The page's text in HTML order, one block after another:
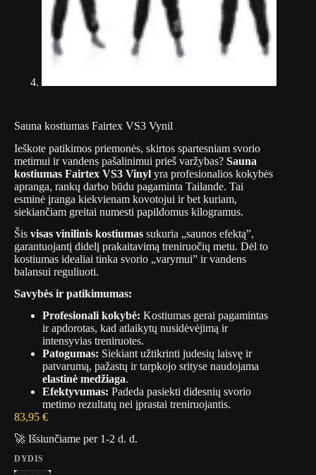
Sauna kostiumas Fairtex VS3 Vynil
Ieškote patikimos priemonės, skirtos spartesniam svorio
metimui ir vandens pašalinimui prieš varžybas? Sauna
kostiumas Fairtex VS3 Vinyl yra profesionalios kokybės
apranga, rankų darbo būdu pagaminta Tailande. Tai
esminė įranga kiekvienam kovotojui ir bet kuriam,
siekiančiam greitai numesti papildomus kilogramus.
Šis visas vinilinis kostiumas sukuria „saunos efektą”,
garantuojantį didelį prakaitavimą treniruočių metu. Dėl to
kostiumas idealiai tinka svorio „varymui” ir vandens
balansui reguliuoti.
Savybės ir patikimumas:
Profesionali kokybė: Kostiumas gerai pagamintas
ir apdorotas, kad atlaikytų nusidėvėjimą ir
intensyvias treniruotes.
Patogumas: Siekiant užtikrinti judesių laisvę ir
patvarumą, pažastų ir tarpkojo srityse naudojama
elastinė medžiaga.
Efektyvumas: Padeda pasiekti didesnių svorio
metimo rezultatų nei įprastai treniruojantis.
83,95 €
🚀 Išsiunčiame per 1-2 d. d.
DYDIS